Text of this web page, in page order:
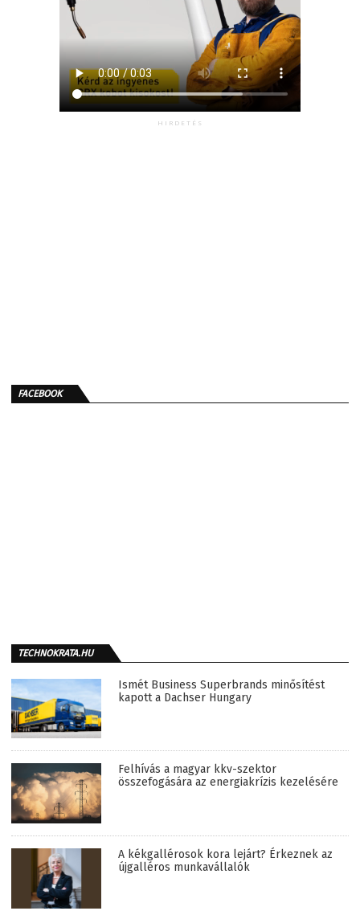
HIRDETÉS
FACEBOOK
TECHNOKRATA.HU
Ismét Business Superbrands minősítést
kapott a Dachser Hungary
Felhívás a magyar kkv-szektor
összefogására az energiakrízis kezelésére
A kékgallérosok kora lejárt? Érkeznek az
újgalléros munkavállalók